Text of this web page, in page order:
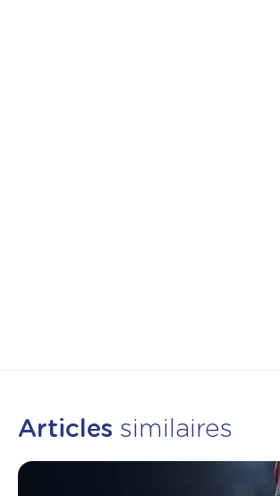
Articles similaires